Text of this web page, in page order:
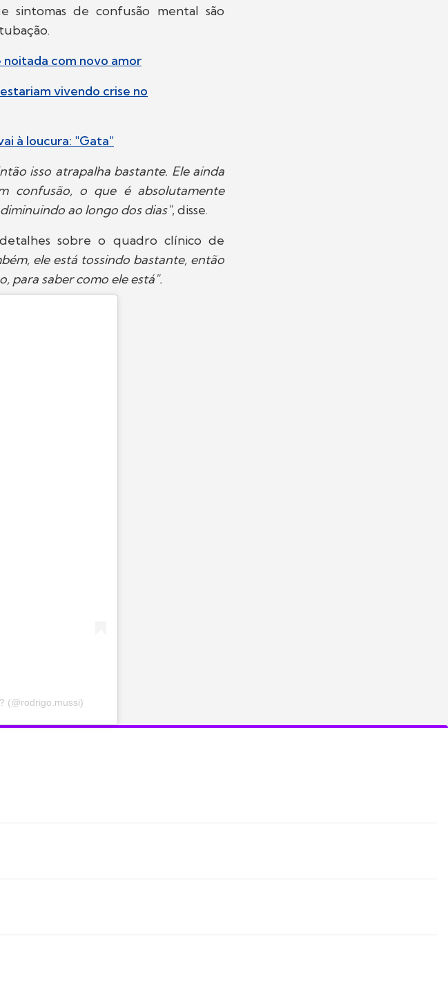
sintomas de confusão mental são
noitada com novo amor
vivendo crise no
à loucura: "Gata"
isso atrapalha bastante. Ele ainda
confusão, o que é absolutamente
ao longo dos dias", disse.
sobre o quadro clínico de
ele está tossindo bastante, então
para saber como ele está".
(@rodrigo.mussi)